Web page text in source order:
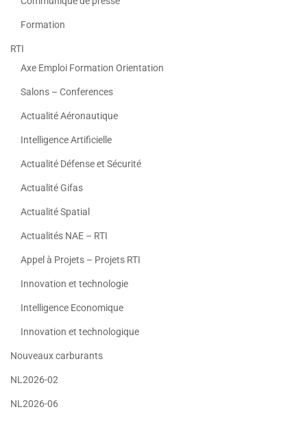
Formation
RTI
Axe Emploi Formation Orientation
Salons – Conferences
Actualité Aéronautique
Intelligence Artificielle
Actualité Défense et Sécurité
Actualité Gifas
Actualité Spatial
Actualités NAE – RTI
Appel à Projets – Projets RTI
Innovation et technologie
Intelligence Economique
Innovation et technologique
Nouveaux carburants
NL2026-02
NL2026-06